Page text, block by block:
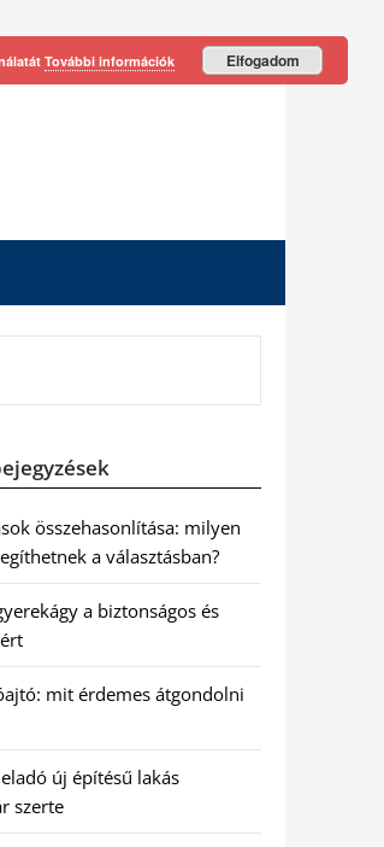
összehasonlítása: milyen
a választásban?
a biztonságos és
mit érdemes átgondolni
új építésű lakás
szerte
További információk Elfogadom